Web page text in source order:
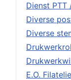
Dienst PTT
Diverse
Diverse
E.O.